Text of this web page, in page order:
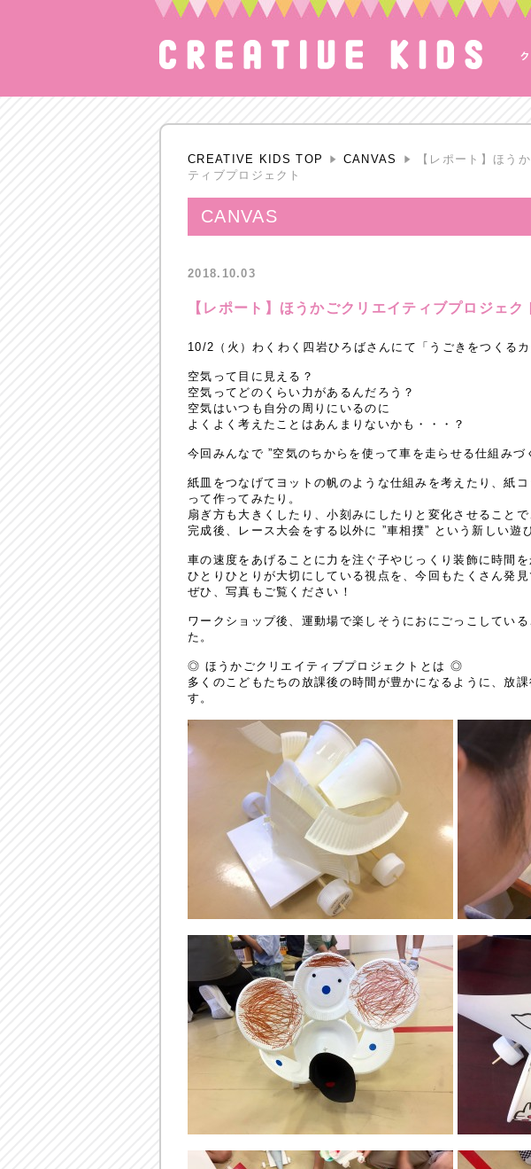
CREATIVE KIDS TOP CANVAS
【レポート】ほう
ティブプロジェクト
CANVAS
2018.10.03
【レポート】ほうかごクリエイティブプロジェク
10/2（火）わくわく四岩ひろばさんにて「うごきをつくる
空気って目に見える？
空気ってどのくらい力があるんだろう？
空気はいつも自分の周りにいるのに
よくよく考えたことはあんまりないかも・・・？
今回みんなで ”空気のちからを使って車を走らせる仕組みづ
紙皿をつなげてヨットの帆のような仕組みを考えたり、紙
って作ってみたり。
扇ぎ方も大きくしたり、小刻みにしたりと変化させること
完成後、レース大会をする以外に ”車相撲” という新しい遊
車の速度をあげることに力を注ぐ子やじっくり装飾に時間を
ひとりひとりが大切にしている視点を、今回もたくさん発見
ぜひ、写真もご覧ください！
ワークショップ後、運動場で楽しそうにおにごっこしてい
た。
◎ ほうかごクリエイティブプロジェクトとは ◎
多くのこどもたちの放課後の時間が豊かになるように、放
す。